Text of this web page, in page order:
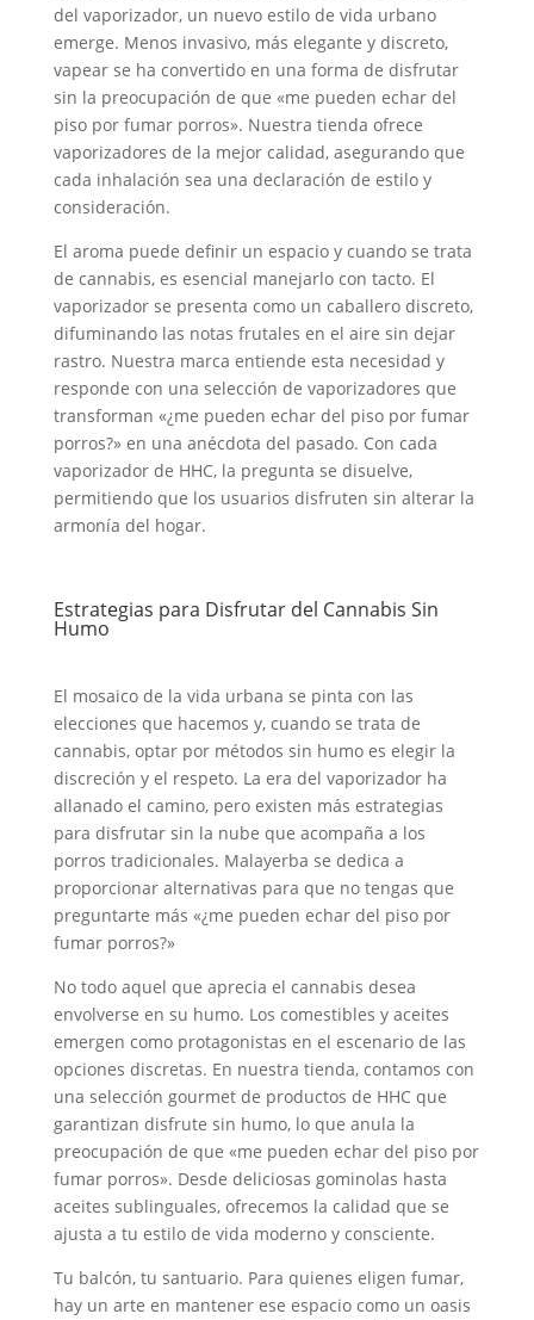
del vaporizador, un nuevo estilo de vida urbano
emerge. Menos invasivo, más elegante y discreto,
vapear se ha convertido en una forma de disfrutar
sin la preocupación de que «me pueden echar del
piso por fumar porros». Nuestra tienda ofrece
vaporizadores de la mejor calidad, asegurando que
cada inhalación sea una declaración de estilo y
consideración.
El aroma puede definir un espacio y cuando se trata
de cannabis, es esencial manejarlo con tacto. El
vaporizador se presenta como un caballero discreto,
difuminando las notas frutales en el aire sin dejar
rastro. Nuestra marca entiende esta necesidad y
responde con una selección de vaporizadores que
transforman «¿me pueden echar del piso por fumar
porros?» en una anécdota del pasado. Con cada
vaporizador de HHC, la pregunta se disuelve,
permitiendo que los usuarios disfruten sin alterar la
armonía del hogar.
Estrategias para Disfrutar del Cannabis Sin
Humo
El mosaico de la vida urbana se pinta con las
elecciones que hacemos y, cuando se trata de
cannabis, optar por métodos sin humo es elegir la
discreción y el respeto. La era del vaporizador ha
allanado el camino, pero existen más estrategias
para disfrutar sin la nube que acompaña a los
porros tradicionales. Malayerba se dedica a
proporcionar alternativas para que no tengas que
preguntarte más «¿me pueden echar del piso por
fumar porros?»
No todo aquel que aprecia el cannabis desea
envolverse en su humo. Los comestibles y aceites
emergen como protagonistas en el escenario de las
opciones discretas. En nuestra tienda, contamos con
una selección gourmet de productos de HHC que
garantizan disfrute sin humo, lo que anula la
preocupación de que «me pueden echar del piso por
fumar porros». Desde deliciosas gominolas hasta
aceites sublinguales, ofrecemos la calidad que se
ajusta a tu estilo de vida moderno y consciente.
Tu balcón, tu santuario. Para quienes eligen fumar,
hay un arte en mantener ese espacio como un oasis